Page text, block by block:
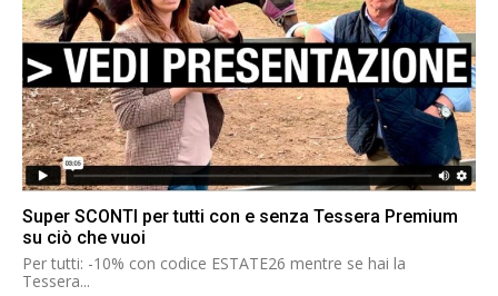
Super SCONTI per tutti con e senza Tessera Premium
su ciò che vuoi
Per tutti: -10% con codice ESTATE26 mentre se hai la
Tessera...